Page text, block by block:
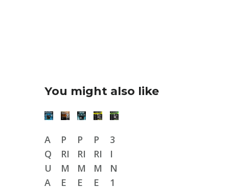
You might also like
A
Q
U
A
P
RI
M
E
P
RI
M
E
P
RI
M
E
3
I
N
1